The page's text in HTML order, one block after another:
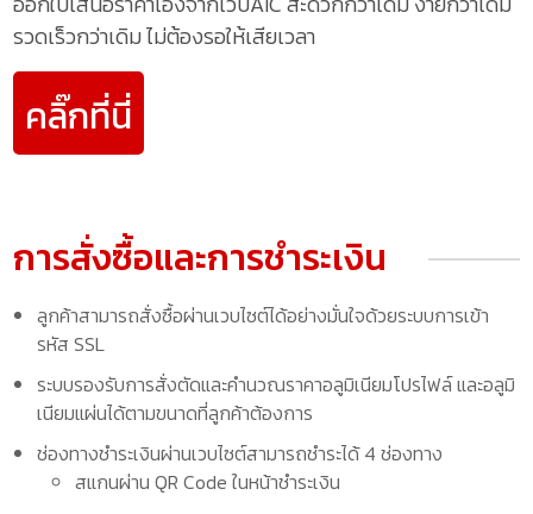
รวดเร็วกว่าเดิม ไม่ต้องรอให้เสียเวลา
คลิ๊กที่นี่
การสั่งซื้อและการชำระเงิน
ลูกค้าสามารถสั่งซื้อผ่านเวบไซต์ได้อย่างมั่นใจด้วยระบบการเข้า
รหัส SSL
ระบบรองรับการสั่งตัดและคำนวณราคาอลูมิเนียมโปรไฟล์ และอลูมิ
เนียมแผ่นได้ตามขนาดที่ลูกค้าต้องการ
ช่องทางชำระเงินผ่านเวบไซต์สามารถชำระได้ 4 ช่องทาง
สแกนผ่าน QR Code ในหน้าชำระเงิน